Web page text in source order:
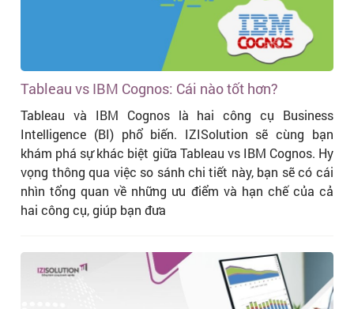
Tableau vs IBM Cognos: Cái nào tốt hơn?
Tableau và IBM Cognos là hai công cụ Business
Intelligence (BI) phổ biến. IZISolution sẽ cùng bạn
khám phá sự khác biệt giữa Tableau vs IBM Cognos. Hy
vọng thông qua việc so sánh chi tiết này, bạn sẽ có cái
nhìn tổng quan về những ưu điểm và hạn chế của cả
hai công cụ, giúp bạn đưa